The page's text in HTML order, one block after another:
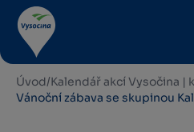
Úvod/Kalendář akcí Vysočina
Vánoční zábava se skupinou